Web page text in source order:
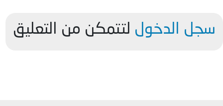
سجل الدخول لتتمكن من التعليق